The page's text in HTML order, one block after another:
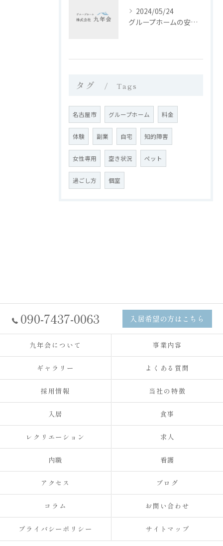
2024/05/24
グループホームの安心な生活環境と入居サポート
タグ Tags
名古屋市 グループホーム 料金
体験 副業 自宅 知的障害
女性専用 空き状況 ペット
過ごし方 個室
090-7437-0063 入居希望の方はこちら
九年会について 事業内容
ギャラリー よくある質問
採用情報 当社の特徴
入居 食事
レクリエーション 求人
内職 看護
アクセス ブログ
コラム お問い合わせ
プライバシーポリシー サイトマップ